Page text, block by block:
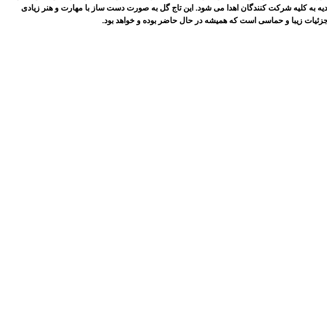
به کلیه شرکت کنندگان اهدا می شود. این تاج گل به صورت دست ساز با مهارت و هنر زیادی
زیبا و حماسی است که همیشه در حال حاضر بوده و خواهد بود.